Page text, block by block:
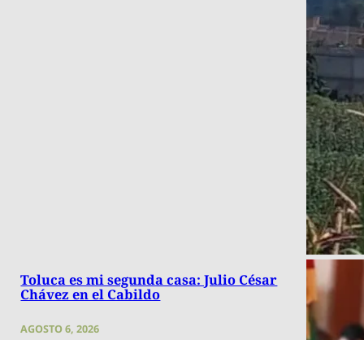
Toluca es mi segunda casa: Julio César
Chávez en el Cabildo
AGOSTO 6, 2026